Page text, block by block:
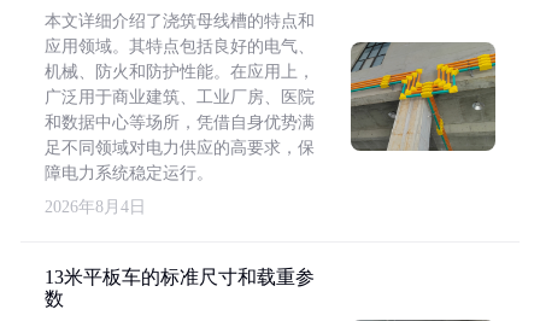
本文详细介绍了浇筑母线槽的特点和
应用领域。其特点包括良好的电气、
机械、防火和防护性能。在应用上，
广泛用于商业建筑、工业厂房、医院
和数据中心等场所，凭借自身优势满
足不同领域对电力供应的高要求，保
障电力系统稳定运行。
2026年8月4日
13米平板车的标准尺寸和载重参
数